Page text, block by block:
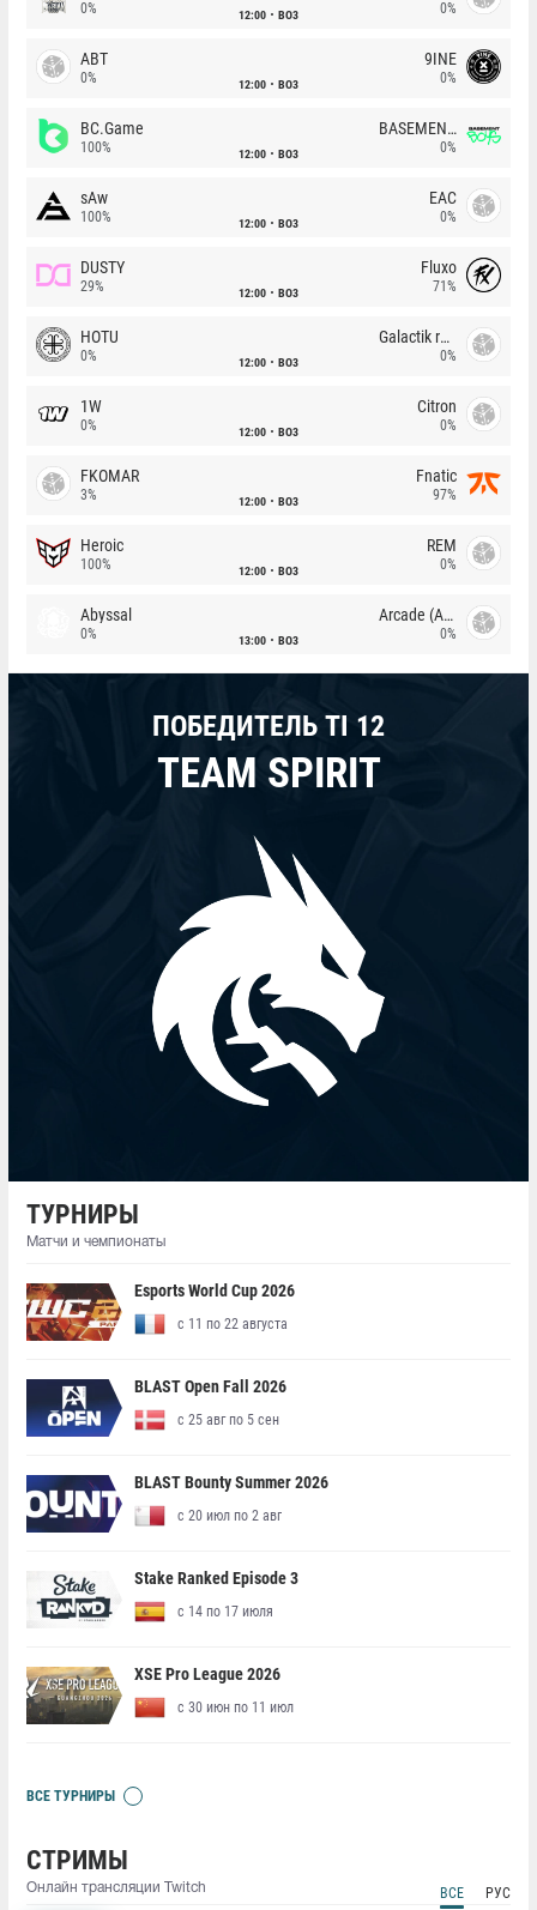
0% 12:00 BO3 0%
ABT
0% 12:00 BO3
9INE
0%
BC.Game
100% 12:00 BO3
BASEMENT BOYS
0%
sAw
100% 12:00 BO3
EAC
0%
DUSTY
29% 12:00 BO3
Fluxo
71%
HOTU
0% 12:00 BO3
Galactik rebels
0%
1W
0% 12:00 BO3
Citron
0%
FKOMAR
3% 12:00 BO3
Fnatic
97%
Heroic
100% 12:00 BO3
REM
0%
Abyssal
0% 13:00 BO3
Arcade (AU)
0%
ПОБЕДИТЕЛЬ TI 12
TEAM SPIRIT
ТУРНИРЫ
Матчи и чемпионаты
Esports World Cup 2026
с 11 по 22 августа
BLAST Open Fall 2026
с 25 авг по 5 сен
BLAST Bounty Summer 2026
с 20 июл по 2 авг
Stake Ranked Episode 3
с 14 по 17 июля
XSE Pro League 2026
с 30 июн по 11 июл
ВСЕ ТУРНИРЫ
СТРИМЫ
Онлайн трансляции Twitch ВСЕ РУС